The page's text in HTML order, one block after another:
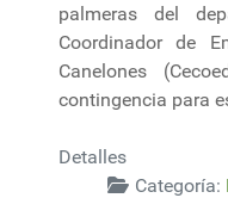
palmeras del
Coordinador de
Canelones
contingencia para
Detalles
Categoría: